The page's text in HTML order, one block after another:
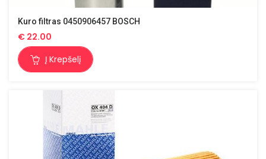
Kuro filtras 0450906457 BOSCH
€ 22.00
Į Krepšelį